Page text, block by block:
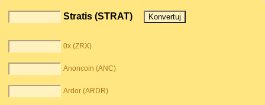
Stratis (STRAT)
0x (ZRX)
Anoncoin (ANC)
Ardor (ARDR)